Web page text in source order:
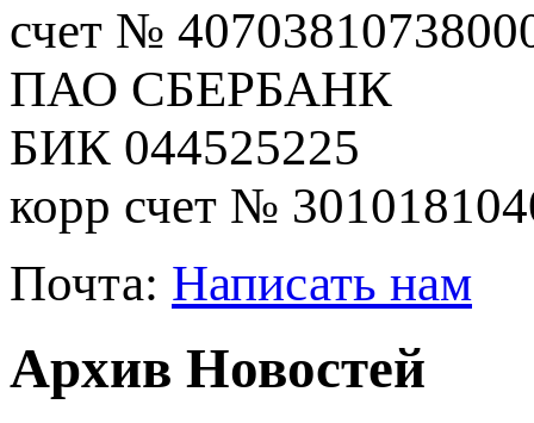
счет №
ПАО СБЕРБАНК
БИК 044525225
корр счет №
Почта: Написать нам
Архив Новостей